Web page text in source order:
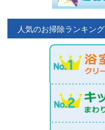
人気のお掃除ランキング